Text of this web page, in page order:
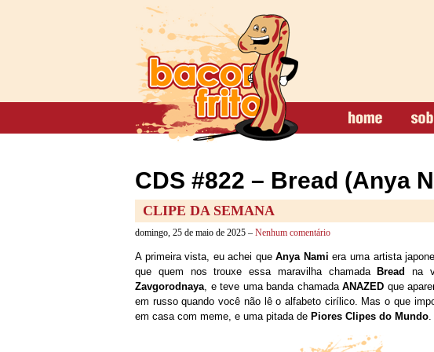
CDS #822 – Bread (Anya
CLIPE DA SEMANA
domingo, 25 de maio de 2025 – Nenhum comentário
A primeira vista, eu achei queAnya Nami era uma artista
que quem nos trouxe essa maravilha chamada Bread na
Zavgorodnaya, e teve uma banda chamada ANAZED que
em russo quando você não lê o alfabeto cirílico. Mas o que
em casa com meme, e uma pitada de Piores Clipes do Mundo.